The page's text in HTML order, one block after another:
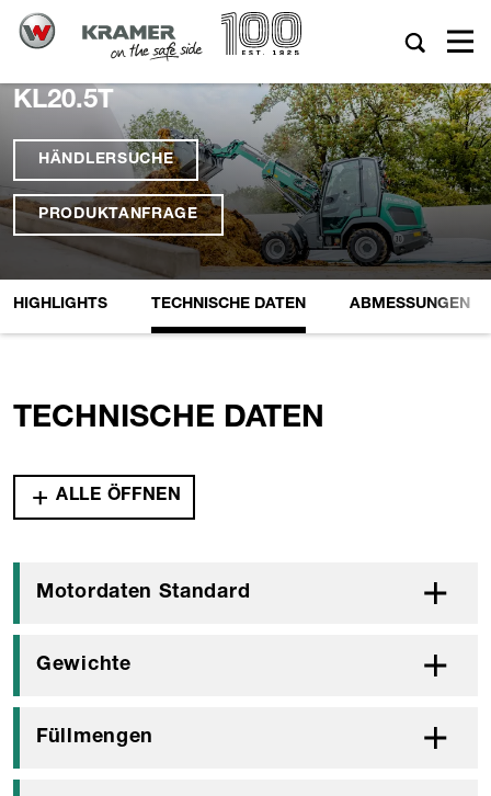
KL20.5T
HÄNDLERSUCHE
PRODUKTANFRAGE
HIGHLIGHTS TECHNISCHE DATEN ABMESSUNGEN
TECHNISCHE DATEN
ALLE ÖFFNEN
Motordaten Standard
Gewichte
Füllmengen